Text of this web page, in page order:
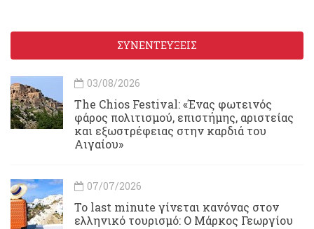
ΣΥΝΕΝΤΕΥΞΕΙΣ
03/08/2026
Τhe Chios Festival: «Ένας φωτεινός
φάρος πολιτισμού, επιστήμης, αριστείας
και εξωστρέφειας στην καρδιά του
Αιγαίου»
07/07/2026
Το last minute γίνεται κανόνας στον
ελληνικό τουρισμό: Ο Μάρκος Γεωργίου